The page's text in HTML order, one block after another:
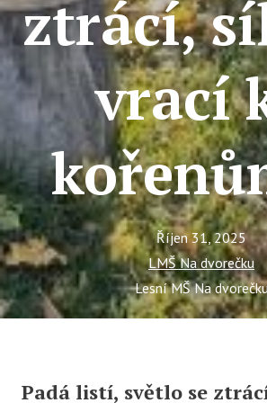
ztrácí,
vrací
Říjen 31, 2025
LMŠ Na dvorečku
Lesní MŠ Na
Padá listí, světlo se